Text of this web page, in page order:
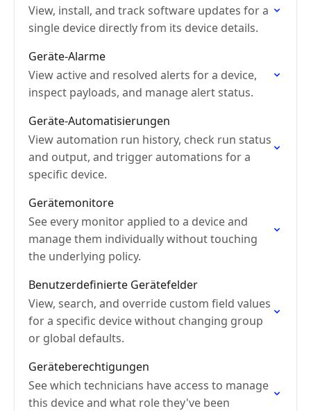
View, install, and track software updates for a
single device directly from its device details.
Geräte-Alarme
View active and resolved alerts for a device,
inspect payloads, and manage alert status.
Geräte-Automatisierungen
View automation run history, check run status
and output, and trigger automations for a
specific device.
Gerätemonitore
See every monitor applied to a device and
manage them individually without touching
the underlying policy.
Benutzerdefinierte Gerätefelder
View, search, and override custom field values
for a specific device without changing group
or global defaults.
Geräteberechtigungen
See which technicians have access to manage
this device and what role they've been